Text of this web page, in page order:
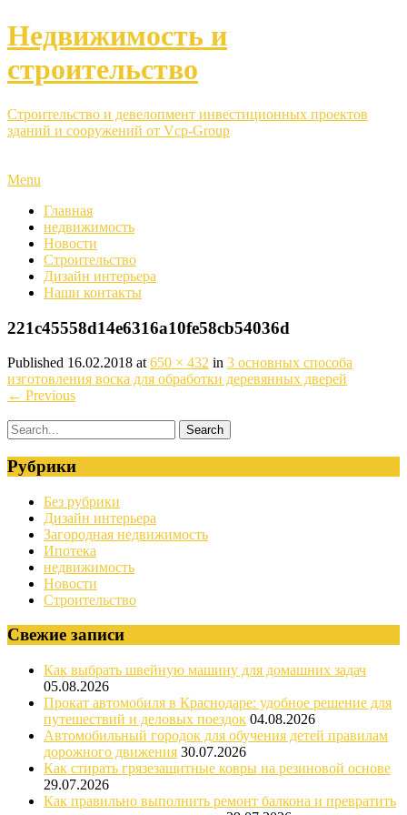
Недвижимость и
строительство
Строительство и девелопмент инвестиционных проектов
зданий и сооружений от Vcp-Group
Menu
Главная
недвижимость
Новости
Строительство
Дизайн интерьера
Наши контакты
221c45558d14e6316a10fe58cb54036d
Published 16.02.2018 at 650 × 432 in 3 основных способа
изготовления воска для обработки деревянных дверей
← Previous
Рубрики
Без рубрики
Дизайн интерьера
Загородная недвижимость
Ипотека
недвижимость
Новости
Строительство
Свежие записи
Как выбрать швейную машину для домашних задач
05.08.2026
Прокат автомобиля в Краснодаре: удобное решение для
путешествий и деловых поездок 04.08.2026
Автомобильный городок для обучения детей правилам
дорожного движения 30.07.2026
Как стирать грязезащитные ковры на резиновой основе
29.07.2026
Как правильно выполнить ремонт балкона и превратить